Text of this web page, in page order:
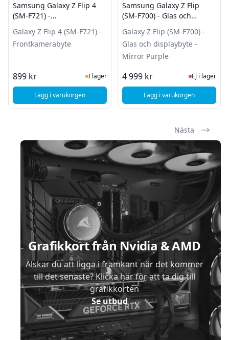
Samsung Galaxy Z Flip 4
(SM-F721) -
Galaxy Z Flip 4 (SM-F721) -
Frontkamerabyte
899 kr I Lager
I lager
Lägg i varukorgen, Samsung Galaxy Z Flip 4 (SM-F721) - Frontkamerabyte
Samsung Galaxy Z Flip
(SM-F700) - Glas och
Galaxy Z Flip (SM-F700) -
Glas och displaybyte -
Mirror Purple
4 999 kr Ej i lager,
Ej i lager
Lägg i varukorgen, Samsung Galaxy Z
Nästa
Grafikkort från Nvidia & AMD
Älskar du att ligga i framkant när det kommer
till det senaste? Klicka här för att ta dig till
grafikkorten
Se utbud→